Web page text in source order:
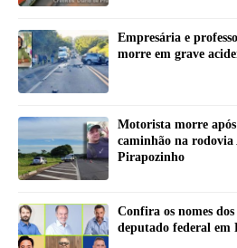
Empresária e
morre em grave
Motorista morre
caminhão na rodovia
Pirapozinho
Confira os nomes
deputado federal em